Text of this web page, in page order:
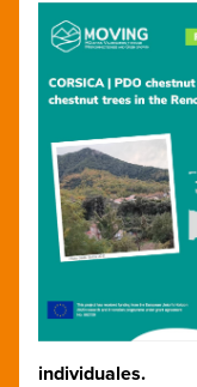
individuales.